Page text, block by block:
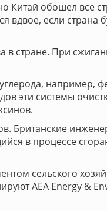
Китай обошел все
вдвое, если страна
в стране. При
например,
эти системы
Британские
в процессе
сельского
AEA Energy &